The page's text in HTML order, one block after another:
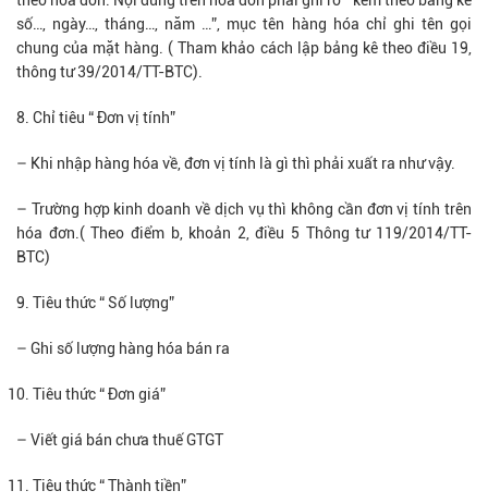
số…, ngày…, tháng…, năm …”, mục tên hàng hóa chỉ ghi tên gọi
chung của mặt hàng. ( Tham khảo cách lập bảng kê theo điều 19,
thông tư 39/2014/TT-BTC).
Chỉ tiêu “ Đơn vị tính”
– Khi nhập hàng hóa về, đơn vị tính là gì thì phải xuất ra như vậy.
– Trường hợp kinh doanh về dịch vụ thì không cần đơn vị tính trên
hóa đơn.( Theo điểm b, khoản 2, điều 5 Thông tư 119/2014/TT-
BTC)
Tiêu thức “ Số lượng”
– Ghi số lượng hàng hóa bán ra
Tiêu thức “ Đơn giá”
– Viết giá bán chưa thuế GTGT
Tiêu thức “ Thành tiền”